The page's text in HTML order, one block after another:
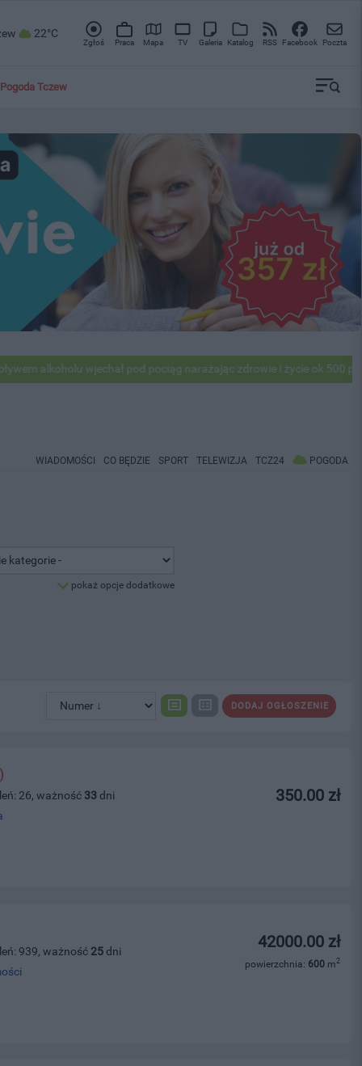
22°C
Zgłoś Praca Mapa TV Galeria Katalog RSS Facebook Poczta
Pogoda Tczew
wjechał pod pociąg narażając zdrowie i życie ok 500 pasażerów!
WIADOMOŚCI CO BĘDZIE SPORT TELEWIZJA TCZ24 POGODA
pokaż opcje dodatkowe
DODAJ OGŁOSZENIE
350.00 zł
26, ważność 33 dni
42000.00 zł
powierzchnia: 600 m2
939, ważność 25 dni